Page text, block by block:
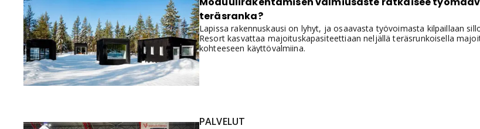
teräsranka?
Lapissa rakennuskausi on lyhyt, ja osaavasta työvoimasta kilpaillaan
Resort kasvattaa majoituskapasiteettiaan neljällä teräsrunkoisella
kohteeseen käyttövalmiina.
PALVELUT